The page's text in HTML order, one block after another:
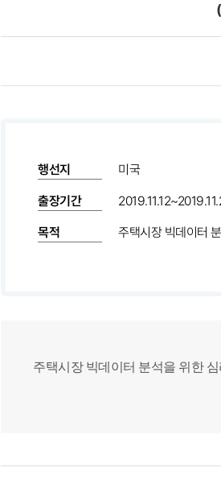
행선지 미국
출장기간
목적 주택시장 빅데이터
주택시장 빅데이터 분석을 위한 심